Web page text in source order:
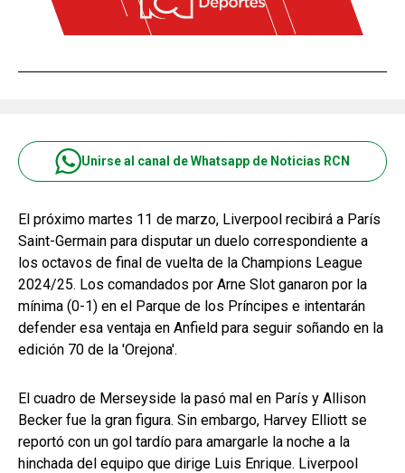
Unirse al canal de Whatsapp de Noticias RCN
El próximo martes 11 de marzo, Liverpool recibirá a París
Saint-Germain para disputar un duelo correspondiente a
los octavos de final de vuelta de la Champions League
2024/25. Los comandados por Arne Slot ganaron por la
mínima (0-1) en el Parque de los Príncipes e intentarán
defender esa ventaja en Anfield para seguir soñando en la
edición 70 de la 'Orejona'.
El cuadro de Merseyside la pasó mal en París y Allison
Becker fue la gran figura. Sin embargo, Harvey Elliott se
reportó con un gol tardío para amargarle la noche a la
hinchada del equipo que dirige Luis Enrique. Liverpool